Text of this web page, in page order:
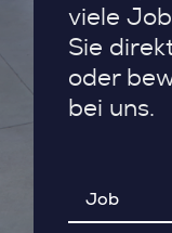
viele
Sie
oder
bei uns.